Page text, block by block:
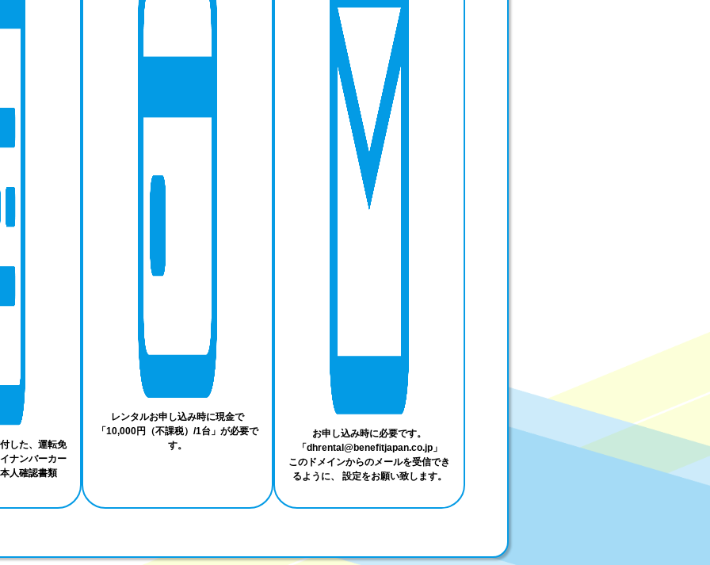
した、運転免
ナンバーカー
人確認書類
レンタルお申し込み時に現金で
「10,000円（不課税）/1台」が必要で
す。
お申し込み時に必要です。
「dhrental@benefitjapan.co.jp」
このドメインからのメールを受信でき
るように、 設定をお願い致します。